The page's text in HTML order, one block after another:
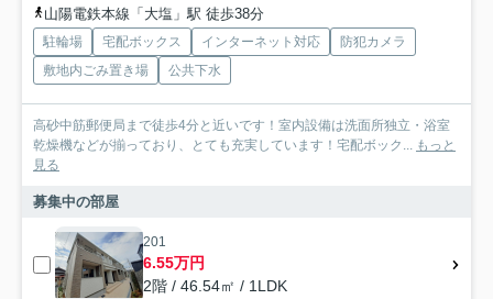
山陽電鉄本線「大塩」駅 徒歩38分
駐輪場 宅配ボックス インターネット対応
防犯カメラ
敷地内ごみ置き場
公共下水
高砂中筋郵便局まで徒歩4分と近いです！室内設備は洗面所独立・浴室
乾燥機などが揃っており、とても充実しています！宅配ボック... もっと
見る
募集中の部屋
201
6.55万円
2階 / 46.54㎡ / 1LDK